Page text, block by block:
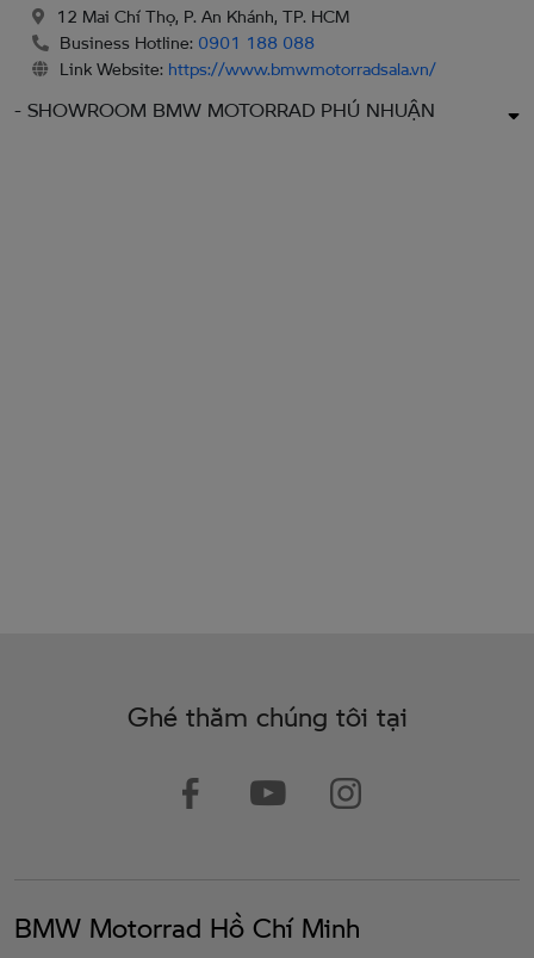
12 Mai Chí Thọ, P. An Khánh, TP. HCM
Business Hotline: 0901 188 088
Link Website: https://www.bmwmotorradsala.vn/
- SHOWROOM BMW MOTORRAD PHÚ NHUẬN
Ghé thăm chúng tôi tại
BMW Motorrad Hồ Chí Minh